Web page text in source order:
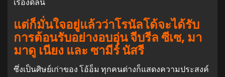
แต่ก็มั่นใจอยู่แล้วว่าโรนัลโด้จะได้รับ
การต้อนรับอย่างอบอุ่น จีบรีล ซีเซ, มา
มาดู เนียง และ ซามีร์ นัสรี
ซึ่งเป็นศิษย์เก่าของ โอ้อ็ม ทุกคนต่างก็แสดงความประสงค์